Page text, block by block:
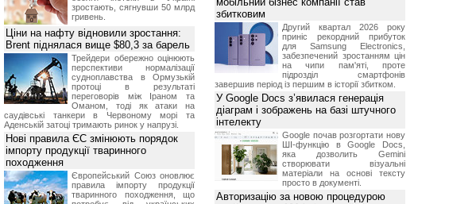
зростають, сягнувши 50 млрд
гривень.
Ціни на нафту відновили зростання:
Brent піднялася вище $80,3 за барель
Трейдери обережно оцінюють
перспективи нормалізації
судноплавства в Ормузькій
протоці в результаті
переговорів між Іраном та
Оманом, тоді як атаки на
саудівські танкери в Червоному морі та
Аденській затоці тримають ринок у напрузі.
Нові правила ЄС змінюють порядок
імпорту продукції тваринного
походження
Європейський Союз оновлює
правила імпорту продукції
тваринного походження, що
збитковим
Другий квартал 2026 року
приніс рекордний прибуток
для Samsung Electronics,
забезпечений зростанням цін
на чипи пам'яті, проте
підрозділ смартфонів
завершив період із першим в історії збитком.
У Google Docs з’явилася генерація
діаграм і зображень на базі штучного
інтелекту
Google почав розгортати нову
ШІ-функцію в Google Docs,
яка дозволить Gemini
створювати візуальні
матеріали на основі тексту
просто в документі.
Авторизацію за новою процедурою